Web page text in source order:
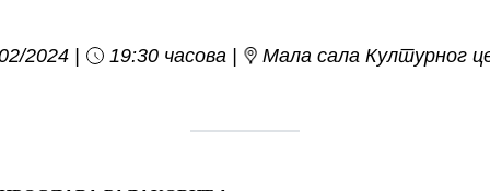
2024 19:30 часова Мала сала Културног